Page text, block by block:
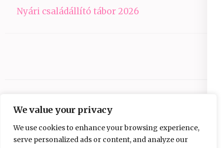
We value your privacy
We use cookies to enhance your browsing experience,
serve personalized ads or content, and analyze our
Nyári családállító tábor 2026